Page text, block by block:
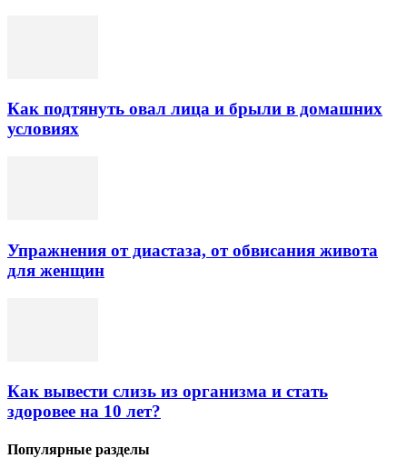
Как подтянуть овал лица и брыли в домашних
условиях
Упражнения от диастаза, от обвисания живота
для женщин
Как вывести слизь из организма и стать
здоровее на 10 лет?
Популярные разделы